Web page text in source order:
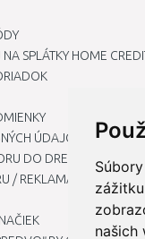
našich
SPLÁTKY HOME
ÚDAJOV
DO DREZU PRE
/ REKLAMÁCIE